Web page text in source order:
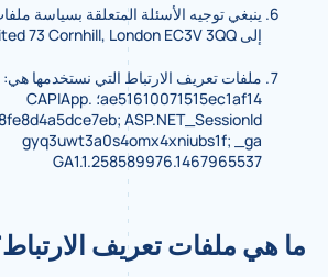
ينبغي توجيه الأسئلة المتعلقة بسياسة
إلى Singer Vielle Limited 73 Cornhill, London EC3V 3QQ
ae51610071515ec1af14؛ .CAPIApp
ASP.NET_SessionId
gyq3uwt3a0s4omx4xniubs1f; _ga
GA1.1.258589976.1467965537
ما هي ملفات تعريف